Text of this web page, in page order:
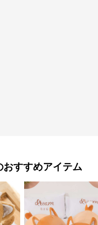
おすすめアイテム